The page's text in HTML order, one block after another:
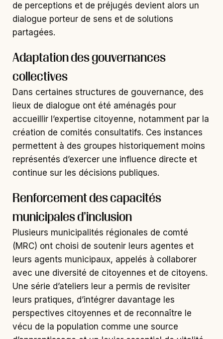
de perceptions et de préjugés devient alors un
dialogue porteur de sens et de solutions
partagées.
Adaptation des gouvernances
collectives
Dans certaines structures de gouvernance, des
lieux de dialogue ont été aménagés pour
accueillir l’expertise citoyenne, notamment par la
création de comités consultatifs. Ces instances
permettent à des groupes historiquement moins
représentés d’exercer une influence directe et
continue sur les décisions publiques.
Renforcement des capacités
municipales d’inclusion
Plusieurs municipalités régionales de comté
(MRC) ont choisi de soutenir leurs agentes et
leurs agents municipaux, appelés à collaborer
avec une diversité de citoyennes et de citoyens.
Une série d’ateliers leur a permis de revisiter
leurs pratiques, d’intégrer davantage les
perspectives citoyennes et de reconnaître le
vécu de la population comme une source